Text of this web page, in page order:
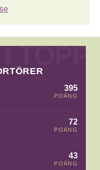
395
POÄNG
72
POÄNG
43
POÄNG